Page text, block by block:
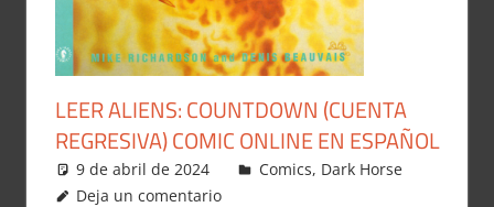
LEER ALIENS: COUNTDOWN (CUENTA
REGRESIVA) COMIC ONLINE EN ESPAÑOL
9 de abril de 2024 Carlitox Banana
Comics, Dark Horse
Deja un comentario